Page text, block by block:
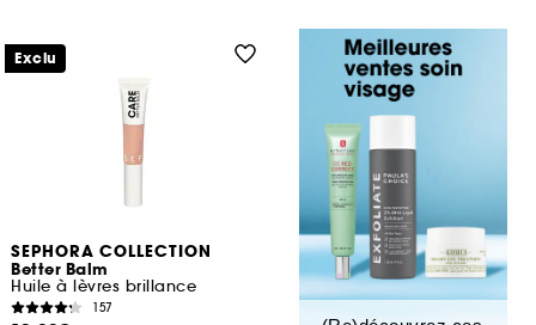
SEPHORA COLLECTION
Better Balm
Huile à lèvres brillance
157
Exclu